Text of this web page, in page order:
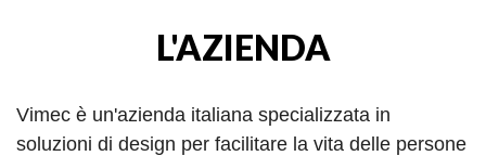
L'AZIENDA
Vimec è un'azienda italiana specializzata in
soluzioni di design per facilitare la vita delle persone